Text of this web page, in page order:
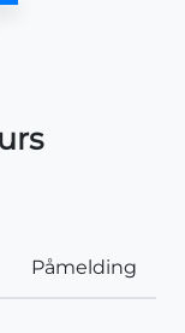
Påmelding